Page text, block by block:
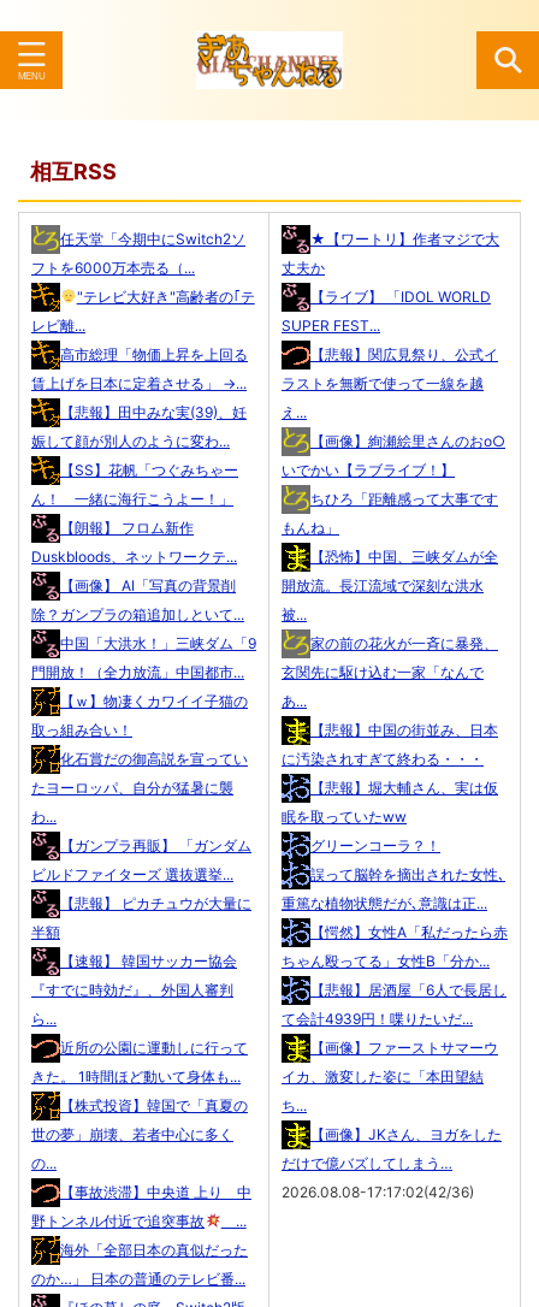
検索
相互RSS
任天堂「今期中にSwitch2ソ
フトを6000万本売る（...
"テレビ大好き"高齢者の｢テ
レビ離...
高市総理「物価上昇を上回る
賃上げを日本に定着させる」 →...
【悲報】田中みな実(39)、妊
娠して顔が別人のように変わ...
【SS】花帆「つぐみちゃー
ん！ 一緒に海行こうよー！」
【朗報】 フロム新作
Duskbloods、ネットワークテ...
【画像】 AI「写真の背景削
除？ガンプラの箱追加しといて...
中国「大洪水！」三峡ダム「9
門開放！（全力放流」中国都市...
【ｗ】物凄くカワイイ子猫の
取っ組み合い！
化石賞だの御高説を宣ってい
たヨーロッパ、自分が猛暑に襲
わ...
【ガンプラ再販】 「ガンダム
ビルドファイターズ 選抜選挙...
【悲報】 ピカチュウが大量に
半額
【速報】 韓国サッカー協会
『すでに時効だ』、外国人審判
ら...
近所の公園に運動しに行って
きた。 1時間ほど動いて身体も...
【株式投資】韓国で「真夏の
世の夢」崩壊、若者中心に多く
の...
【事故渋滞】中央道 上り 中
野トンネル付近で追突事故
...
海外「全部日本の真似だった
のか…」 日本の普通のテレビ番...
★【ワートリ】作者マジで大
丈夫か
【ライブ】 「IDOL WORLD
SUPER FEST...
【悲報】関広見祭り、公式イ
ラストを無断で使って一線を越
え...
【画像】絢瀬絵里さんのおo○
いでかい【ラブライブ！】
ちひろ「距離感って大事です
もんね」
【恐怖】中国、三峡ダムが全
開放流。長江流域で深刻な洪水
被...
家の前の花火が一斉に暴発、
玄関先に駆け込む一家「なんで
あ...
【悲報】中国の街並み、日本
に汚染されすぎて終わる・・・
【悲報】堀大輔さん、実は仮
眠を取っていたww
グリーンコーラ？！
誤って脳幹を摘出された女性､
重篤な植物状態だが､意識は正...
【愕然】女性A「私だったら赤
ちゃん殴ってる」女性B「分か...
【悲報】居酒屋「6人で長居し
て会計4939円！喋りたいだ...
【画像】ファーストサマーウ
イカ、激変した姿に「本田望結
ち...
【画像】JKさん、ヨガをした
だけで億バズしてしまう…
2026.08.08-17:17:02(42/36)